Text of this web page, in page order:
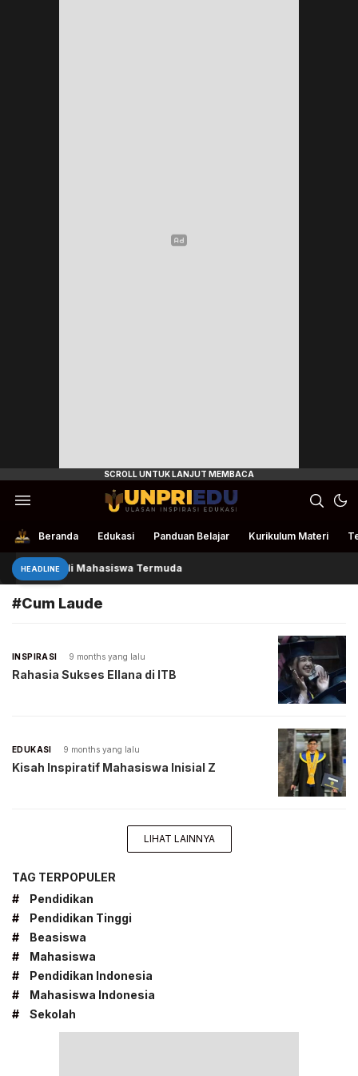
UnpriEdu
Ulasan Inspirasi Edukasi
Beranda Edukasi Panduan Belajar Kurikulum Materi
HEADLINEJadi Mahasiswa Termuda
#Cum Laude
INSPIRASI 9 months yang lalu
Rahasia Sukses Ellana di ITB
EDUKASI 9 months yang lalu
Kisah Inspiratif Mahasiswa Inisial Z
LIHAT LAINNYA
TAG TERPOPULER
#
Pendidikan
#
Pendidikan Tinggi
#
Beasiswa
#
Mahasiswa
#
Pendidikan Indonesia
#
Mahasiswa Indonesia
#
Sekolah